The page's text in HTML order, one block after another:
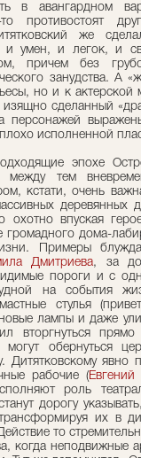
в авангардном
то противостоят
же
и умен, и легок, и
причем без
занудства. А
но и к актерской
сделанный
персонажей
исполненной
эпохе
между тем
кстати, очень
деревянных
охотно впуская
дома-
Примеры
Дмитриева, за
пороги и с
на события
стулья
лампы и даже
вторгнуться
обернуться
Дитятковскому
рабочие (
роль
дорогу
их в
то
когда неподвижные